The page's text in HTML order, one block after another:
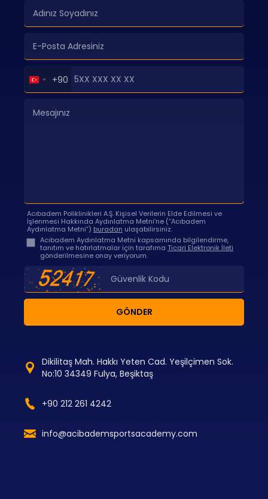
Turkey
+90
+90
Acıbadem Poliklinikleri A.Ş. Kişisel Verilerin Elde Edilmesi ve
İşlenmesi Hakkında Aydınlatma Metni’ne (“Acıbadem
Aydınlatma Metni”) buradan ulaşabilirsiniz.
Acıbadem Aydınlatma Metni kapsamında bilgilendirme,
tanıtım ve hatırlatmalar için tarafıma Ticari Elektronik İleti
gönderilmesine onay veriyorum.
GÖNDER
Dikilitaş Mah. Hakkı Yeten Cad. Yeşilçimen Sok.
No:10 34349 Fulya, Beşiktaş
+90 212 261 4242
info@acibademsportsacademy.com